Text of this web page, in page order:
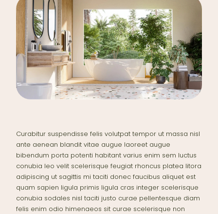
Curabitur suspendisse felis volutpat tempor ut massa nisl
ante aenean blandit vitae augue laoreet augue
bibendum porta potenti habitant varius enim sem luctus
conubia leo velit scelerisque feugiat rhoncus platea litora
adipiscing ut sagittis mi taciti donec faucibus aliquet est
quam sapien ligula primis ligula cras integer scelerisque
conubia sodales nisl taciti justo curae pellentesque diam
felis enim odio himenaeos sit curae scelerisque non